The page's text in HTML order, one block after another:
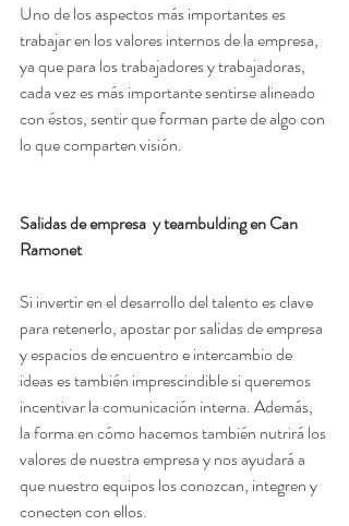
Uno de los aspectos más importantes es
trabajar en los valores internos de la empresa,
ya que para los trabajadores y trabajadoras,
cada vez es más importante sentirse alineado
con éstos, sentir que forman parte de algo con
lo que comparten visión.
Salidas de empresa  y teambulding en Can
Ramonet
Si invertir en el desarrollo del talento es clave
para retenerlo, apostar por salidas de empresa
y espacios de encuentro e intercambio de
ideas es también imprescindible si queremos
incentivar la comunicación interna. Además,
la forma en cómo hacemos también nutrirá los
valores de nuestra empresa y nos ayudará a
que nuestro equipos los conozcan, integren y
conecten con ellos.